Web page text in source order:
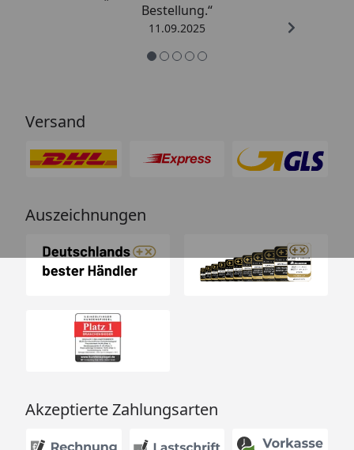
Bestellung.“
11.09.2025
Versand
Auszeichnungen
Akzeptierte Zahlungsarten